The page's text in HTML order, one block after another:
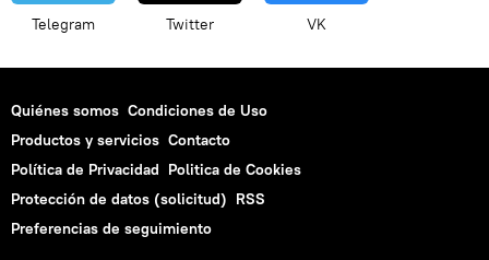
Telegram Twitter VK
Quiénes somos Condiciones de Uso
Productos y servicios Contacto
Política de Privacidad Politica de Cookies
Protección de datos (solicitud) RSS
Preferencias de seguimiento